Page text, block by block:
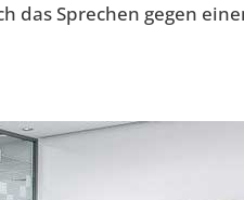
das Sprechen gegen